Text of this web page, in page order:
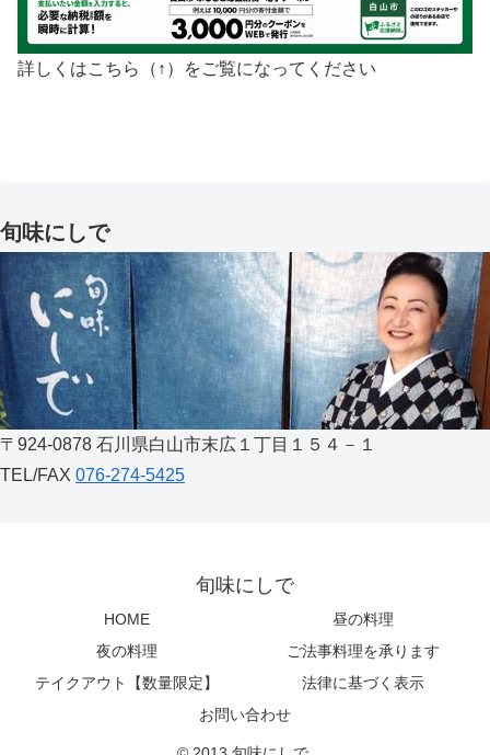
詳しくはこちら（↑）をご覧になってください
旬味にしで
〒924-0878 石川県白山市末広１丁目１５４－１
TEL/FAX 076-274-5425
旬味にしで
HOME
昼の料理
夜の料理
ご法事料理を承ります
テイクアウト【数量限定】
法律に基づく表示
お問い合わせ